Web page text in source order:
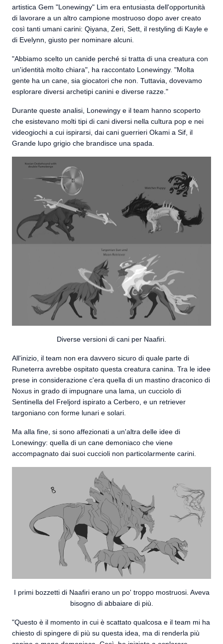
artistica Gem "Lonewingy" Lim era entusiasta dell'opportunità
di lavorare a un altro campione mostruoso dopo aver creato
così tanti umani carini: Qiyana, Zeri, Sett, il restyling di Kayle e
di Evelynn, giusto per nominare alcuni.
"Abbiamo scelto un canide perché si tratta di una creatura con
un'identità molto chiara", ha raccontato Lonewingy. "Molta
gente ha un cane, sia giocatori che non. Tuttavia, dovevamo
esplorare diversi archetipi canini e diverse razze."
Durante queste analisi, Lonewingy e il team hanno scoperto
che esistevano molti tipi di cani diversi nella cultura pop e nei
videogiochi a cui ispirarsi, dai cani guerrieri Okami a Sif, il
Grande lupo grigio che brandisce una spada.
Diverse versioni di cani per Naafiri.
All'inizio, il team non era davvero sicuro di quale parte di
Runeterra avrebbe ospitato questa creatura canina. Tra le idee
prese in considerazione c'era quella di un mastino draconico di
Noxus in grado di impugnare una lama, un cucciolo di
Sentinella del Freljord ispirato a Cerbero, e un retriever
targoniano con forme lunari e solari.
Ma alla fine, si sono affezionati a un'altra delle idee di
Lonewingy: quella di un cane demoniaco che viene
accompagnato dai suoi cuccioli non particolarmente carini.
I primi bozzetti di Naafiri erano un po' troppo mostruosi. Aveva
bisogno di abbaiare di più.
"Questo è il momento in cui è scattato qualcosa e il team mi ha
chiesto di spingere di più su questa idea, ma di renderla più